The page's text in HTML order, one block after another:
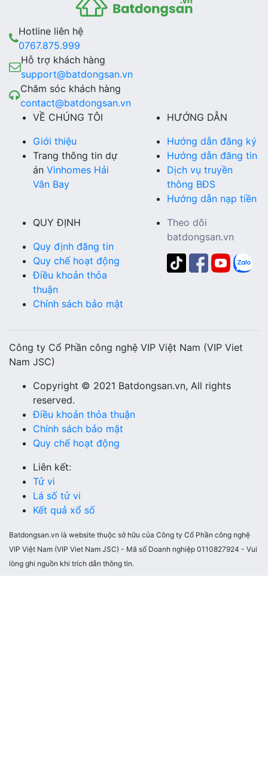
Hotline liên hệ
0767.875.999
Hỗ trợ khách hàng
support@batdongsan.vn
Chăm sóc khách hàng
contact@batdongsan.vn
VỀ CHÚNG TÔI
Giới thiệu
Trang thông tin dự
án Vinhomes Hải
Vân Bay
HƯỚNG DẪN
Hướng dẫn đăng ký
Hướng dẫn đăng tin
Dịch vụ truyền
thông BĐS
Hướng dẫn nạp tiền
QUY ĐỊNH
Quy định đăng tin
Quy chế hoạt động
Điều khoản thỏa
thuận
Chính sách bảo mật
Theo dõi
batdongsan.vn
Công ty Cổ Phần công nghệ VIP Việt Nam (VIP Viet
Nam JSC)
Copyright © 2021 Batdongsan.vn, All rights
reserved.
Điều khoản thỏa thuận
Chính sách bảo mật
Quy chế hoạt động
Liên kết:
Tử vi
Lá số tử vi
Kết quả xổ số
Batdongsan.vn là website thuộc sở hữu của Công ty Cổ Phần công nghệ
VIP Việt Nam (VIP Viet Nam JSC) - Mã số Doanh nghiệp 0110827924 - Vui
lòng ghi nguồn khi trích dẫn thông tin.